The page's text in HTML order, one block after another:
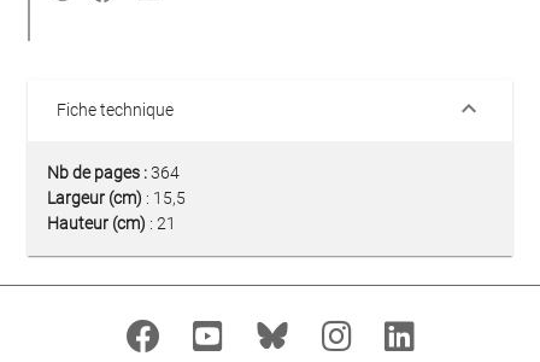
Fiche technique keyboard_arrow_down
Nb de pages :364
Largeur (cm) : 15,5
Hauteur (cm) : 21